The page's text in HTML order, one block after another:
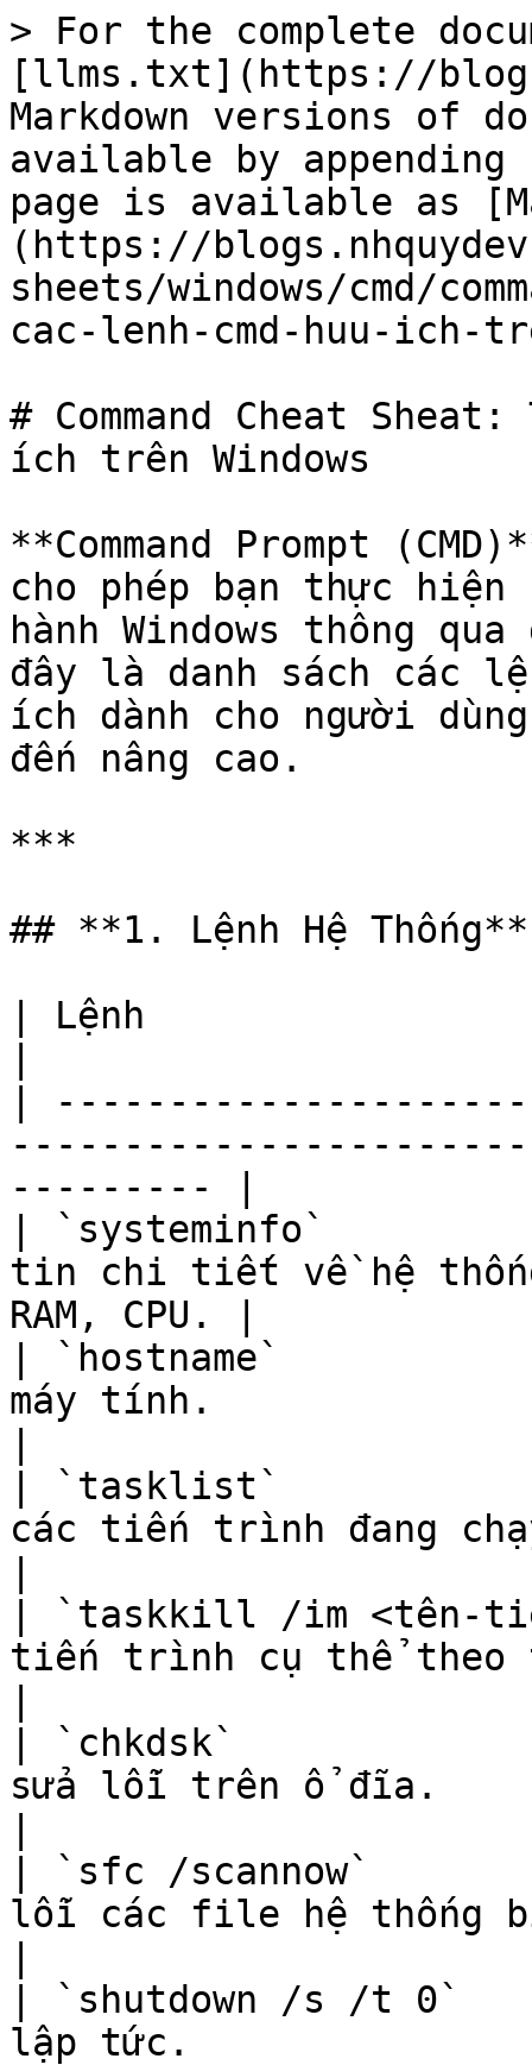
> For the complete
[llms.txt](https://
Markdown versions of
available by
page is available as
(https://
sheets/windows/cmd/
cac-lenh-cmd-huu-ich-
# Command Cheat
ích trên Windows
**Command Prompt
cho phép bạn thực
hành Windows thông
đây là danh sách các
ích dành cho người
đến nâng cao.
***
## **1. Lệnh Hệ Thống**
| Lệnh
|
--------- |
| `systeminfo`
tin chi tiết về hệ
RAM, CPU. |
| `hostname`
máy tính.
| `tasklist`
các tiến trình đang
| `taskkill /im <tên-
tiến trình cụ thể theo
| `chkdsk`
sửa lỗi trên ổ đĩa.
| `sfc /scannow`
lỗi các file hệ thống
| `shutdown /s /t 0`
lập tức.